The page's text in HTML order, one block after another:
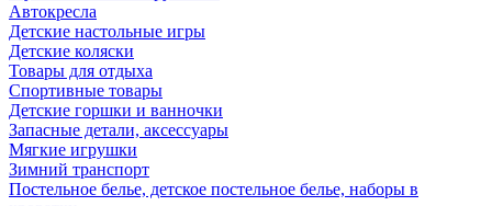
Автокресла
Детские настольные игры
Детские коляски
Товары для отдыха
Спортивные товары
Детские горшки и ванночки
Запасные детали, аксессуары
Мягкие игрушки
Зимний транспорт
Постельное белье, детское постельное белье, наборы в